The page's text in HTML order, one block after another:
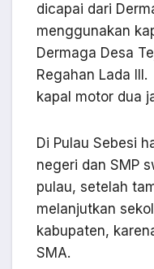
dicapai dari
menggunakan
Dermaga Desa
Regahan Lada
kapal motor dua
Di Pulau Sebesi
negeri dan SMP
pulau, setelah
melanjutkan
kabupaten,
SMA.